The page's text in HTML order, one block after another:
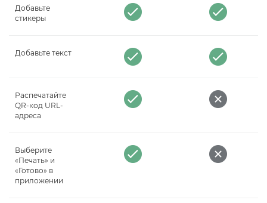
Добавьте
стикеры
Добавьте текст
Распечатайте
QR-код URL-
адреса
Выберите
«Печать» и
«Готово» в
приложении